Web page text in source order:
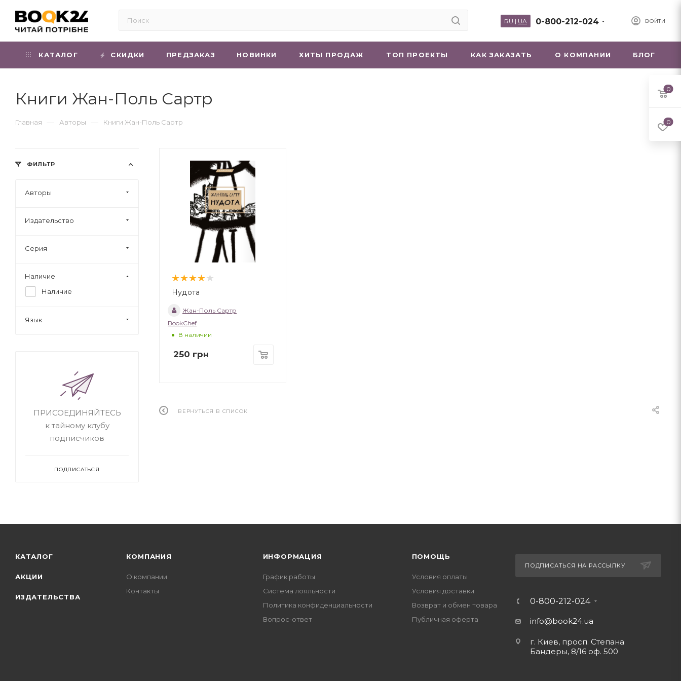
ВОЙТИ
0-800-212-024
RU | UA
КАТАЛОГ СКИДКИ ПРЕДЗАКАЗ НОВИНКИ ХИТЫ ПРОДАЖ ТОП ПРОЕКТЫ КАК ЗАКАЗАТЬ О КОМПАНИИ БЛОГ
Книги Жан-Поль Сартр
Главная — Авторы — Книги Жан-Поль Сартр
Нудота
Жан-Поль Сартр
BookChef
В наличии
250 грн
ВЕРНУТЬСЯ В СПИСОК
ФИЛЬТР
Авторы
Издательство
Серия
Наличие
Наличие
Язык
ПРИСОЕДИНЯЙТЕСЬ
к тайному клубу
подписчиков
ПОДПИСАТЬСЯ
КАТАЛОГ
АКЦИИ
ИЗДАТЕЛЬСТВА
КОМПАНИЯ
О компании
Контакты
ИНФОРМАЦИЯ
График работы
Система лояльности
Политика конфиденциальности
Вопрос-ответ
ПОМОЩЬ
Условия оплаты
Условия доставки
Возврат и обмен товара
Публичная оферта
ПОДПИСАТЬСЯ НА РАССЫЛКУ
0-800-212-024
info@book24.ua
г. Киев, просп. Степана
Бандеры, 8/16 оф. 500
0
0